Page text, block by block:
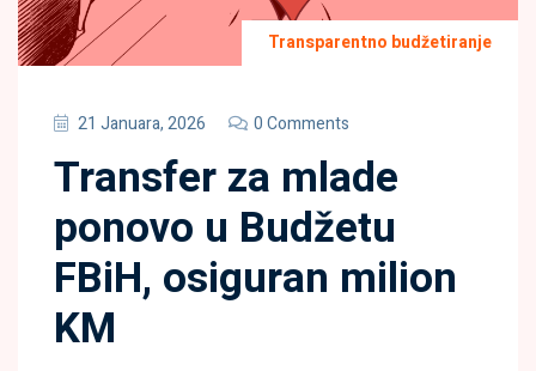
Transparentno budžetiranje
21 Januara, 2026 0 Comments
Transfer za mlade
ponovo u Budžetu
FBiH, osiguran milion
KM